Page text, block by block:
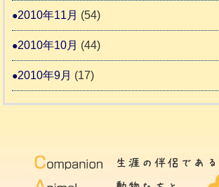
2010年11月 (54)
2010年10月 (44)
2010年9月 (17)